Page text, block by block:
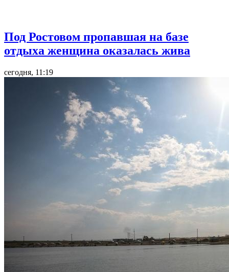
Под Ростовом пропавшая на базе
отдыха женщина оказалась жива
сегодня, 11:19